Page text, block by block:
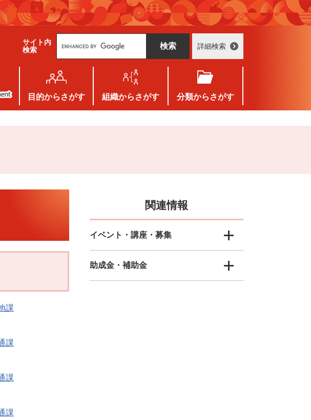
サイト内
検索
g
e
カ
タ
ム
検
詳細検索
目的からさがす 組織からさがす 分類からさがす
課
課
課
課
関連情報
イベント・講座・募集
助成金・補助金